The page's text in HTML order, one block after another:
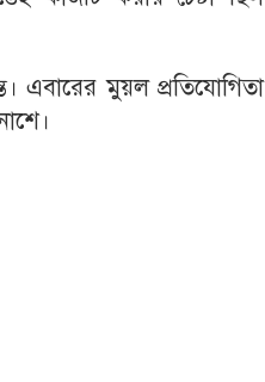
এবারের মুয়ল প্রতিযোগিতা